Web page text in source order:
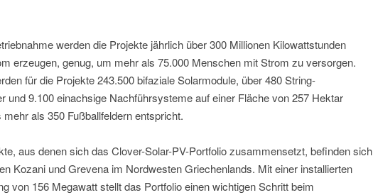
werden die Projekte jährlich über 300 Millionen Kilowattstunden
erzeugen, genug, um mehr als 75.000 Menschen mit Strom zu versorgen.
für die Projekte 243.500 bifaziale Solarmodule, über 480 String-
und 9.100 einachsige Nachführsysteme auf einer Fläche von 257 Hektar
mehr als 350 Fußballfeldern entspricht.
aus denen sich das Clover-Solar-PV-Portfolio zusammensetzt, befinden sich
Kozani und Grevena im Nordwesten Griechenlands. Mit einer installierten
von 156 Megawatt stellt das Portfolio einen wichtigen Schritt beim